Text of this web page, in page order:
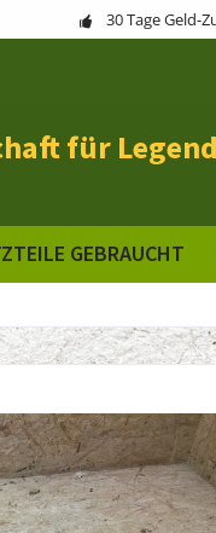
30 Tage Geld-
für
GEBRAUCHT